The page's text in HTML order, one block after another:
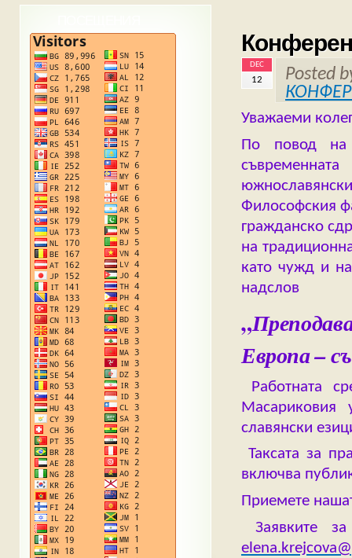
DEC
12
Posted
Уважаеми
По повод на
Философския
гражданско
на
като чужд и
надслов
„
Европа –
Работната
Масариковия
славянски
Таксата за
включва
Приемете
Заявките